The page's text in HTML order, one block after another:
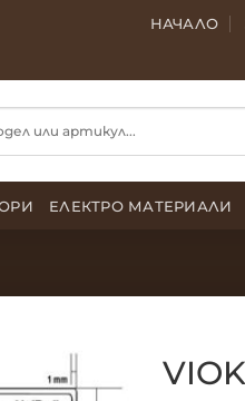
НАЧАЛО
ЕЛЕКТРО МАТЕРИАЛИ